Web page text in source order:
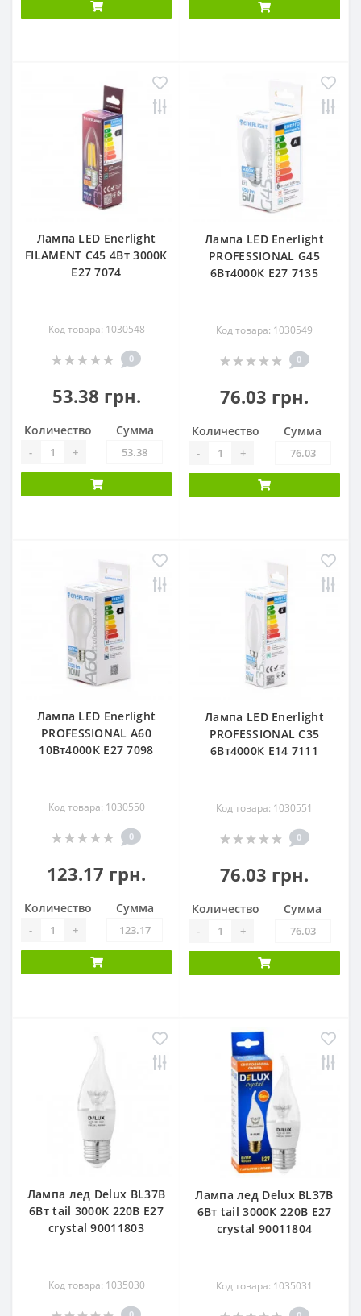
Лампа LED Enerlight
FILAMENT С45 4Вт 3000К
E27 7074
Код товара: 1030548
0
53.38 грн.
Количество
- +
Сумма
Лампа LED Enerlight
PROFESSIONAL G45
6Вт4000К E27 7135
Код товара: 1030549
0
76.03 грн.
Количество
- +
Сумма
Лампа LED Enerlight
PROFESSIONAL А60
10Вт4000К E27 7098
Код товара: 1030550
0
123.17 грн.
Количество
- +
Сумма
Лампа LED Enerlight
PROFESSIONAL С35
6Вт4000К E14 7111
Код товара: 1030551
0
76.03 грн.
Количество
- +
Сумма
Лампа лед Delux BL37B
6Bт tail 3000K 220B E27
crystal 90011803
Код товара: 1035030
Лампа лед Delux BL37B
6Bт tail 3000K 220B E27
crystal 90011804
Код товара: 1035031